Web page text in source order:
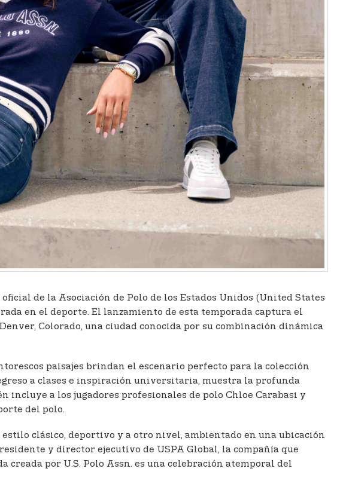
de la Asociación de Polo de los Estados Unidos (United States
en el deporte. El lanzamiento de esta temporada captura el
Colorado, una ciudad conocida por su combinación dinámica
paisajes brindan el escenario perfecto para la colección
a clases e inspiración universitaria, muestra la profunda
incluye a los jugadores profesionales de polo Chloe Carabasi y
del polo.
clásico, deportivo y a otro nivel, ambientado en una ubicación
y director ejecutivo de USPA Global, la compañía que
por U.S. Polo Assn. es una celebración atemporal del